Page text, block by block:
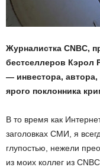
Журналистка CNBC,
бестселлеров Кэрол
— инвестора, автора,
ярого поклонника
В то время как
заголовках СМИ, я
глупостью, нежели
из моих коллег из